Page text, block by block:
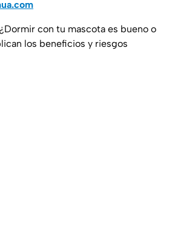
con tu mascota es bueno o
los beneficios y riesgos